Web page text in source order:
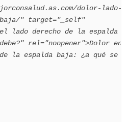
dolor-lado-
baja/" target="_self"
lado derecho de la espalda
rel="noopener">Dolor en
la espalda baja: ¿a qué se